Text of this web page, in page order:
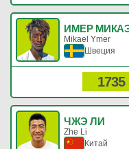
ИМЕР
Mikael Ymer
Швеция
1735
ЧЖЭ ЛИ
Zhe Li
Китай